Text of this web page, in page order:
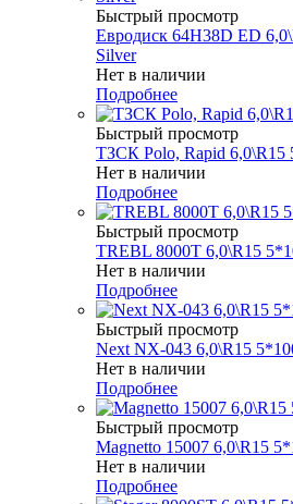
Быстрый просмотр
Евродиск 64H38D ED
Silver
Нет в наличии
Подробнее
Быстрый просмотр
ТЗСК Polo, Rapid 6,0\R15
Нет в наличии
Подробнее
Быстрый просмотр
TREBL 8000T 6,0\R15
Нет в наличии
Подробнее
Быстрый просмотр
Next NX-043 6,0\R15
Нет в наличии
Подробнее
Быстрый просмотр
Magnetto 15007 6,0\R15
Нет в наличии
Подробнее